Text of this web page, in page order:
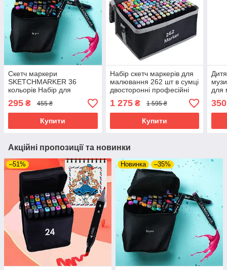
Скетч маркери
SKETCHMARKER 36
кольорів Набір для
малювання та дизайну
двосторонніх маркерів на
спиртовій
295 ₴ 455 ₴
Купити
Набір скетч маркерів для
малювання 262 шт в сумці
двосторонні професійні
спиртові
1 275₴ 1 595 ₴
Купити
для
350
Акційні пропозиції та новинки
–51% Новинка –35%